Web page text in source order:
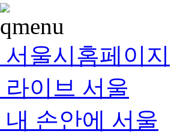
서울시홈페이지
라이브 서울
내 손안에 서울